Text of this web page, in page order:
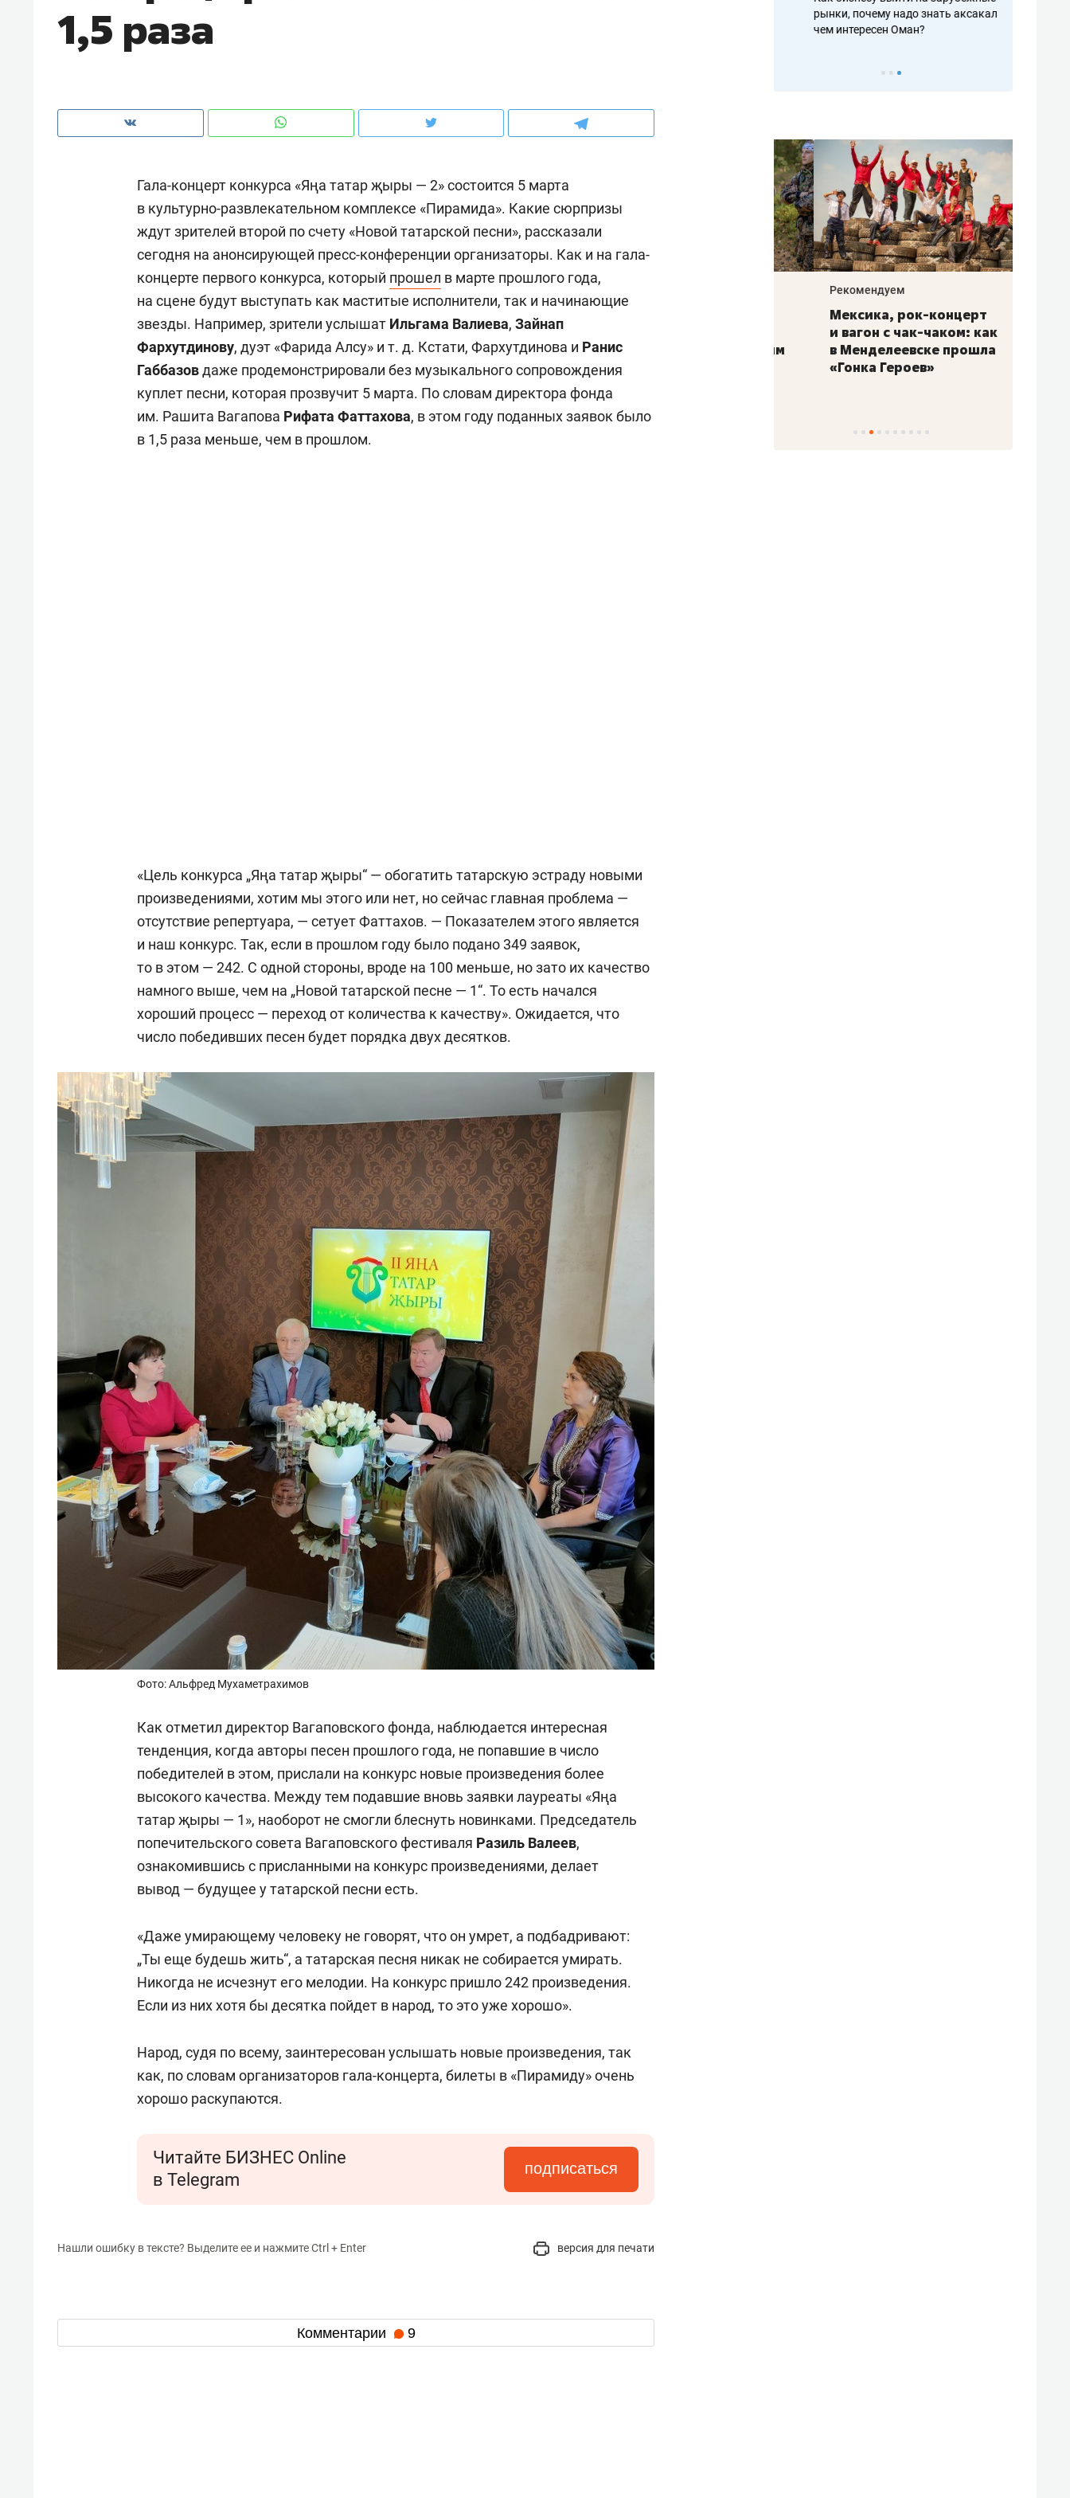
1,5 раза
Гала-концерт конкурса «Яңа татар җыры — 2» состоится 5 марта
в культурно-развлекательном комплексе «Пирамида». Какие сюрпризы
ждут зрителей второй по счету «Новой татарской песни», рассказали
сегодня на анонсирующей пресс-конференции организаторы. Как и на гала-
концерте первого конкурса, который прошел в марте прошлого года,
на сцене будут выступать как маститые исполнители, так и начинающие
звезды. Например, зрители услышат Ильгама Валиева, Зайнап
Фархутдинову, дуэт «Фарида Алсу» и т. д. Кстати, Фархутдинова и Ранис
Габбазовдаже продемонстрировали без музыкального сопровождения
куплет песни, которая прозвучит 5 марта. По словам директора фонда
им. Рашита Вагапова Рифата Фаттахова, в этом году поданных заявок было
в 1,5 раза меньше, чем в прошлом.
«Цель конкурса „Яңа татар җыры“ — обогатить татарскую эстраду новыми
произведениями, хотим мы этого или нет, но сейчас главная проблема —
отсутствие репертуара, — сетует Фаттахов. — Показателем этого является
и наш конкурс. Так, если в прошлом году было подано 349 заявок,
то в этом — 242. С одной стороны, вроде на 100 меньше, но зато их качество
намного выше, чем на „Новой татарской песне — 1“. То есть начался
хороший процесс — переход от количества к качеству». Ожидается, что
число победивших песен будет порядка двух десятков.
Фото: Альфред Мухаметрахимов
Как отметил директор Вагаповского фонда, наблюдается интересная
тенденция, когда авторы песен прошлого года, не попавшие в число
победителей в этом, прислали на конкурс новые произведения более
высокого качества. Между тем подавшие вновь заявки лауреаты «Яңа
татар җыры — 1», наоборот не смогли блеснуть новинками. Председатель
попечительского совета Вагаповского фестиваля Разиль Валеев,
ознакомившись с присланными на конкурс произведениями, делает
вывод — будущее у татарской песни есть.
«Даже умирающему человеку не говорят, что он умрет, а подбадривают:
„Ты еще будешь жить“, а татарская песня никак не собирается умирать.
Никогда не исчезнут его мелодии. На конкурс пришло 242 произведения.
Если из них хотя бы десятка пойдет в народ, то это уже хорошо».
Народ, судя по всему, заинтересован услышать новые произведения, так
как, по словам организаторов гала-концерта, билеты в «Пирамиду» очень
хорошо раскупаются.
Читайте БИЗНЕС Online
в Telegram
подписаться
Нашли ошибку в тексте? Выделите ее и нажмите Ctrl + Enter версия для печати
Комментарии 9
чем интересен Оман?
рынки, почему надо знать аксакалов и
чем интересен Оман?
Как ГК «МИР ГРУПП» и ВТБ
создают оазис жилого
комфорта под Казанью
Рекомендуем
150 камер до квартиры и Face
ID вместо ключа: какой будет
безопасность в ЖК «Нова»
природе, работа
с ментальным и физическим
состоянием как основа
антихрупких команд
Рекомендуем
Мексика, рок-концерт
и вагон с чак-чаком: как
в Менделеевске прошла
«Гонка Героев»